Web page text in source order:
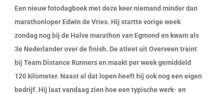
Een nieuw fotodagboek met deze keer niemand minder dan
marathonloper Edwin de Vries. Hij startte vorige week
zondag nog bij de Halve marathon van Egmond en kwam als
3e Nederlander over de finish. De atleet uit Overveen traint
bij Team Distance Runners en maakt per week gemiddeld
120 kilometer. Naast al dat lopen heeft hij ook nog een eigen
bedrijf. Hij laat vandaag zien hoe een typische werk- en